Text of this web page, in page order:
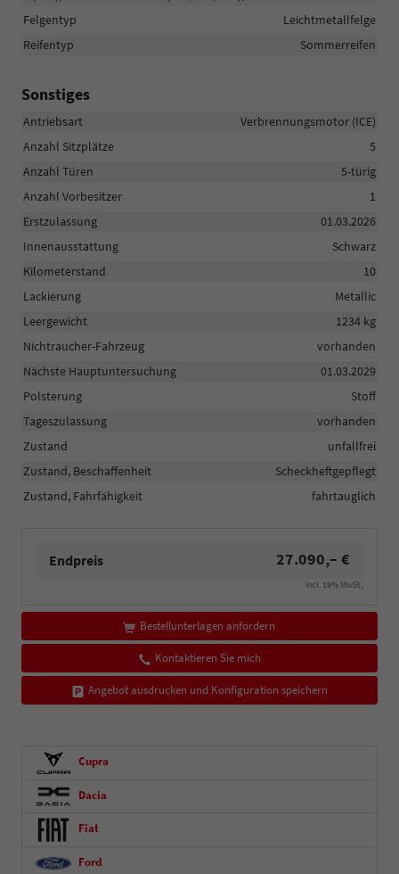
Felgentyp
Leichtmetallfelge
Reifentyp
Sommerreifen
Sonstiges
Antriebsart
Verbrennungsmotor (ICE)
Anzahl Sitzplätze
5
Anzahl Türen
5-türig
Anzahl Vorbesitzer
1
Erstzulassung
01.03.2026
Innenausstattung
Schwarz
Kilometerstand
10
Lackierung
Metallic
Leergewicht
1234 kg
Nichtraucher-Fahrzeug
vorhanden
Nächste Hauptuntersuchung
01.03.2029
Polsterung
Stoff
Tageszulassung
vorhanden
Zustand
unfallfrei
Zustand, Beschaffenheit
Scheckheftgepflegt
Zustand, Fahrfähigkeit
fahrtauglich
Endpreis 27.090,– €
incl. 19% MwSt.,
Bestellunterlagen anfordern
Kontaktieren Sie mich
Angebot ausdrucken und Konfiguration speichern
Cupra
Dacia
Fiat
Ford